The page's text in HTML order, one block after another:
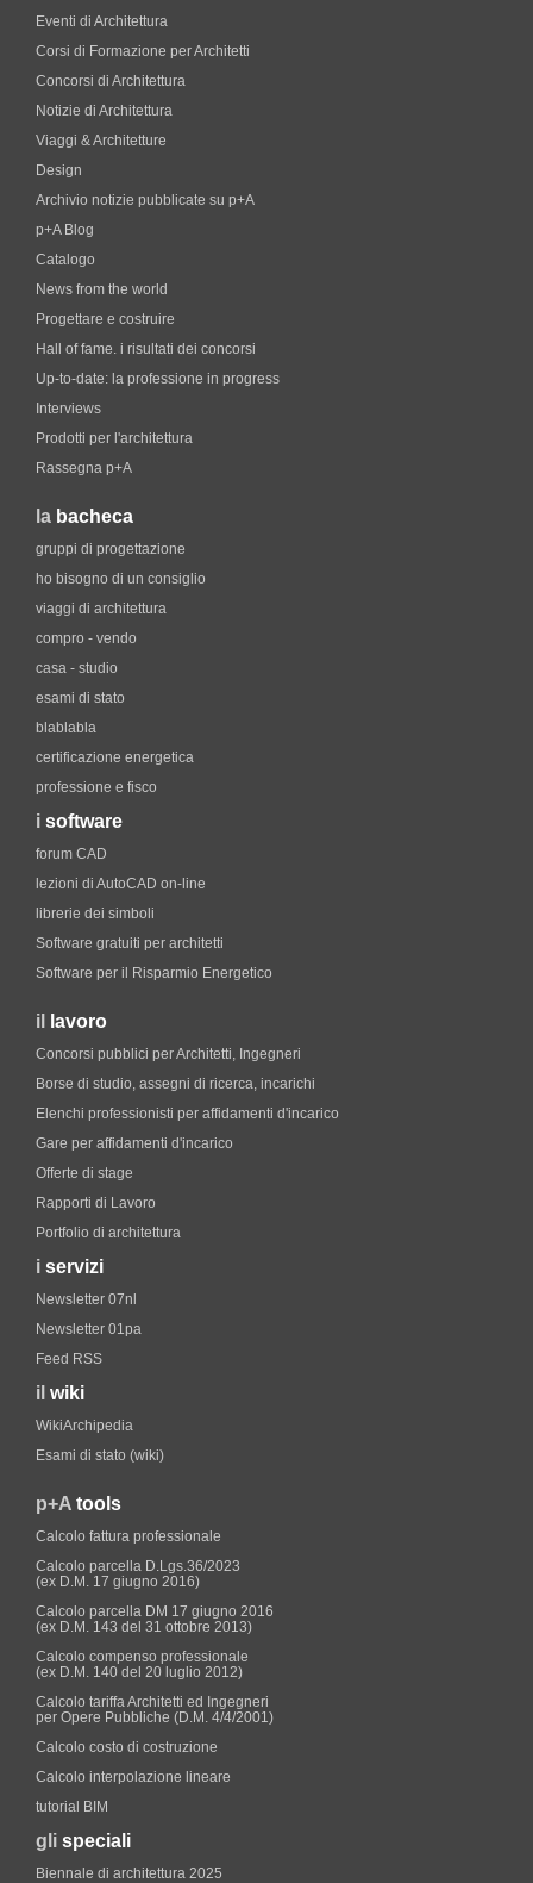
Eventi di Architettura
Corsi di Formazione per Architetti
Concorsi di Architettura
Notizie di Architettura
Viaggi & Architetture
Design
Archivio notizie pubblicate su p+A
p+A Blog
Catalogo
News from the world
Progettare e costruire
Hall of fame. i risultati dei concorsi
Up-to-date: la professione in progress
Interviews
Prodotti per l'architettura
Rassegna p+A
la bacheca
gruppi di progettazione
ho bisogno di un consiglio
viaggi di architettura
compro - vendo
casa - studio
esami di stato
blablabla
certificazione energetica
professione e fisco
i software
forum CAD
lezioni di AutoCAD on-line
librerie dei simboli
Software gratuiti per architetti
Software per il Risparmio Energetico
il lavoro
Concorsi pubblici per Architetti, Ingegneri
Borse di studio, assegni di ricerca, incarichi
Elenchi professionisti per affidamenti d'incarico
Gare per affidamenti d'incarico
Offerte di stage
Rapporti di Lavoro
Portfolio di architettura
i servizi
Newsletter 07nl
Newsletter 01pa
Feed RSS
il wiki
WikiArchipedia
Esami di stato (wiki)
p+A tools
Calcolo fattura professionale
Calcolo parcella D.Lgs.36/2023
(ex D.M. 17 giugno 2016)
Calcolo parcella DM 17 giugno 2016
(ex D.M. 143 del 31 ottobre 2013)
Calcolo compenso professionale
(ex D.M. 140 del 20 luglio 2012)
Calcolo tariffa Architetti ed Ingegneri
per Opere Pubbliche (D.M. 4/4/2001)
Calcolo costo di costruzione
Calcolo interpolazione lineare
tutorial BIM
gli speciali
Biennale di architettura 2025